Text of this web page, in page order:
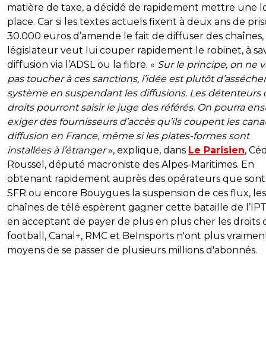
matière de taxe, a décidé de rapidement mettre une
place. Car si les textes actuels fixent à deux ans de
30.000 euros d’amende le fait de diffuser des chaînes,
législateur veut lui couper rapidement le robinet, à
diffusion via l’ADSL ou la fibre. « Sur le principe, on ne
pas toucher à ces sanctions, l’idée est plutôt
système en suspendant les diffusions. Les détenteurs
droits pourront saisir le juge des référés. On pourra
exiger des fournisseurs d’accès qu’ils coupent les
diffusion en France, même si les plates-formes sont
installées à l’étranger», explique, dans Le Parisien,
Roussel, député macroniste des Alpes-Maritimes. En
obtenant rapidement auprès des opérateurs que sont
SFR ou encore Bouygues la suspension de ces flux, les
chaînes de télé espèrent gagner cette bataille de
en acceptant de payer de plus en plus cher les droits
football, Canal+, RMC et BeInsports n'ont plus
moyens de se passer de plusieurs millions d'abonnés.